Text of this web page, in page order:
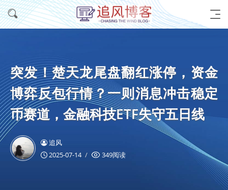
突发！楚天龙尾盘翻红涨停，资金
博弈反包行情？一则消息冲击稳定
币赛道，金融科技ETF失守五日线
追风
2025-07-14
349阅读